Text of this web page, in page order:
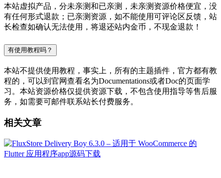
本站虚拟产品，分未亲测和已亲测，未亲测资源价格便宜，没
有任何形式退款；已亲测资源，如不能使用可评论区反馈，站
长检查如确认无法使用，将退还站内金币，不现金退款！
有使用教程吗？
本站不提供使用教程，事实上，所有的主题插件，官方都有教
程的，可以到官网查看名为Documentations或者Doc的页面学
习。本站资源价格仅提供资源下载，不包含使用指导等售后服
务，如需要可邮件联系站长付费服务。
相关文章